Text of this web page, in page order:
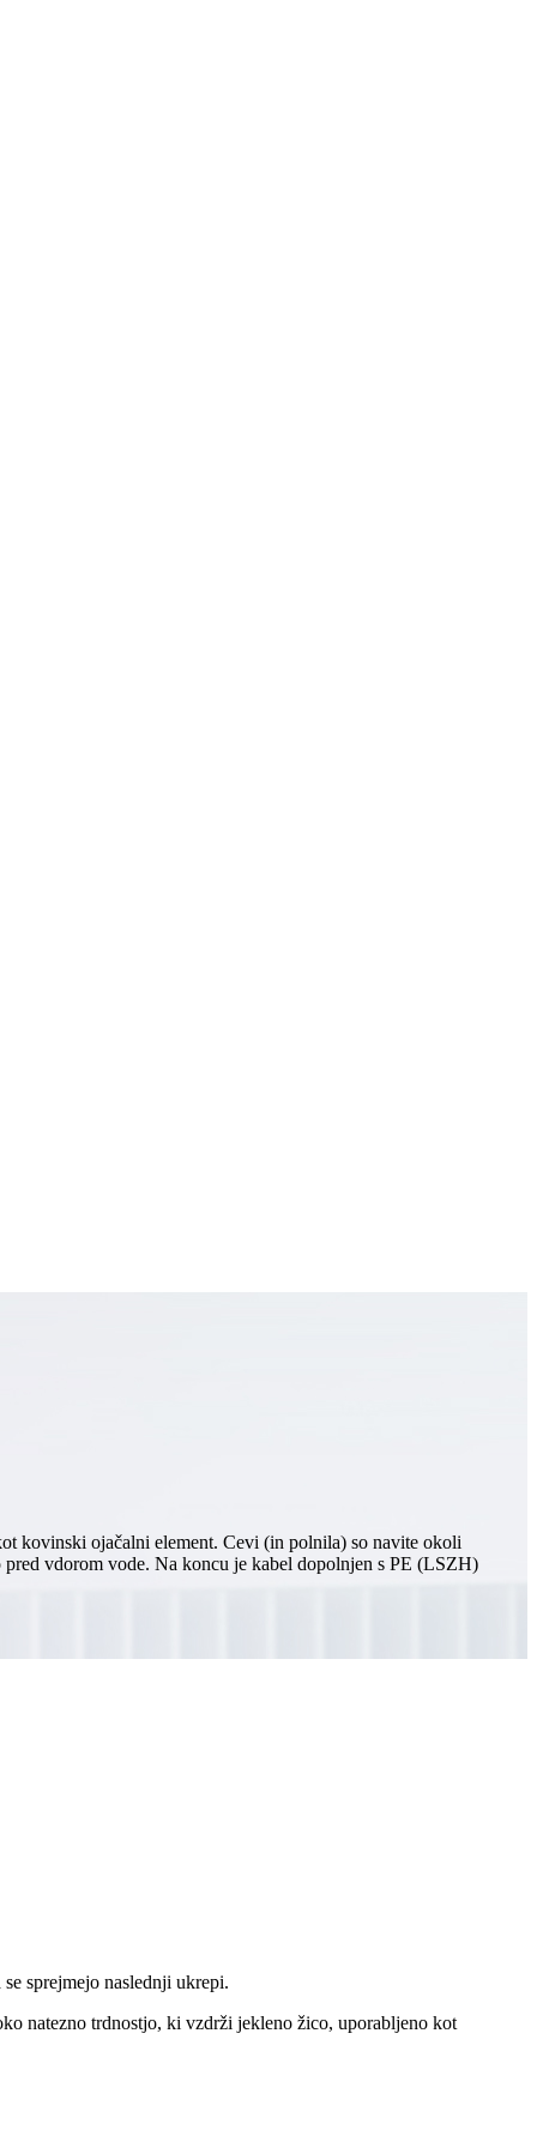
kovinski ojačalni element. Cevi (in polnila) so navite okoli
pred vdorom vode. Na koncu je kabel dopolnjen s PE (LSZH)
sprejmejo naslednji ukrepi.
natezno trdnostjo, ki vzdrži jekleno žico, uporabljeno kot